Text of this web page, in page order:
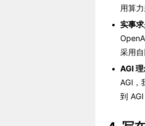
用算
实事
采用
AGI
AGI，
到 AGI